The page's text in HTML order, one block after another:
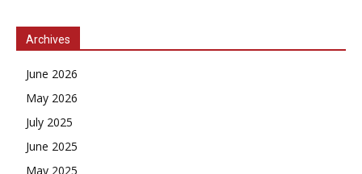
Archives
June 2026
May 2026
July 2025
June 2025
May 2025